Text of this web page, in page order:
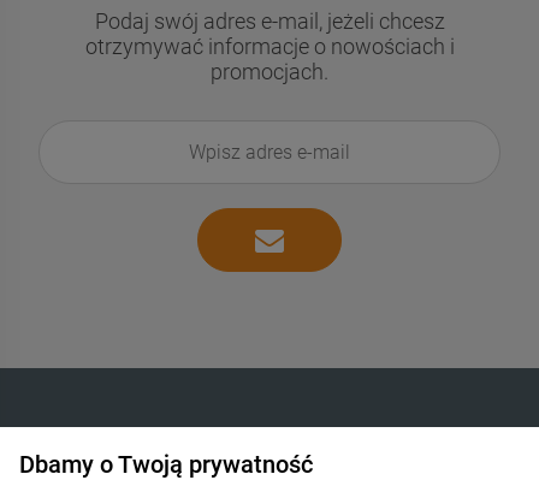
Podaj swój adres e-mail, jeżeli chcesz
otrzymywać informacje o nowościach i
promocjach.
INTELIGENTNE OGRZEWANIE SP. Z O.O.
Dbamy o Twoją prywatność